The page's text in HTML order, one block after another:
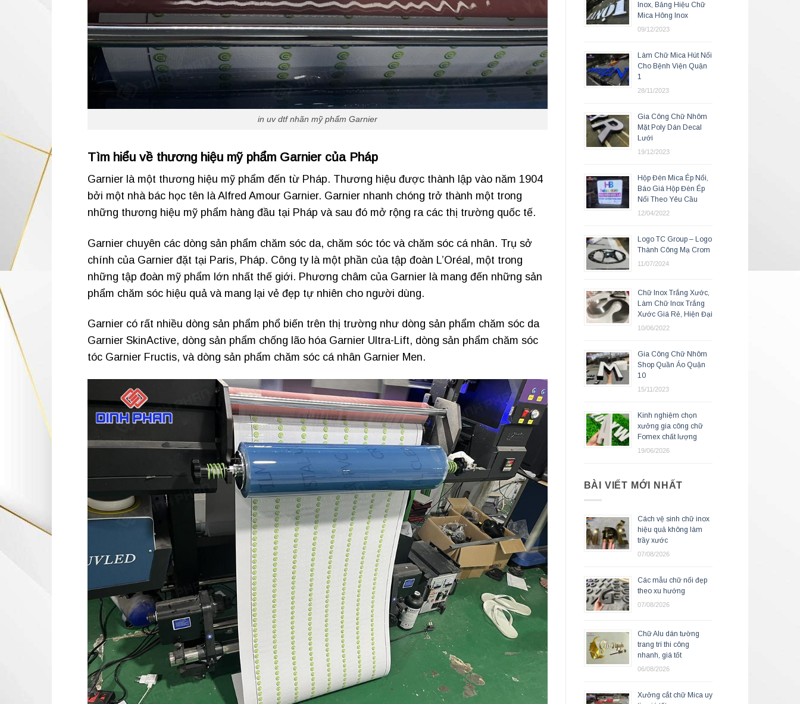
in uv dtf nhãn mỹ phẩm Garnier
Tìm hiểu về thương hiệu mỹ phẩm Garnier của Pháp
Garnier là một thương hiệu mỹ phẩm đến từ Pháp. Thương hiệu được thành lập vào năm 1904
bởi một nhà bác học tên là Alfred Amour Garnier. Garnier nhanh chóng trở thành một trong
những thương hiệu mỹ phẩm hàng đầu tại Pháp và sau đó mở rộng ra các thị trường quốc tế.
Garnier chuyên các dòng sản phẩm chăm sóc da, chăm sóc tóc và chăm sóc cá nhân. Trụ sở
chính của Garnier đặt tại Paris, Pháp. Công ty là một phần của tập đoàn L’Oréal, một trong
những tập đoàn mỹ phẩm lớn nhất thế giới. Phương châm của Garnier là mang đến những sản
phẩm chăm sóc hiệu quả và mang lại vẻ đẹp tự nhiên cho người dùng.
Garnier có rất nhiều dòng sản phẩm phổ biến trên thị trường như dòng sản phẩm chăm sóc da
Garnier SkinActive, dòng sản phẩm chống lão hóa Garnier Ultra-Lift, dòng sản phẩm chăm sóc
tóc Garnier Fructis, và dòng sản phẩm chăm sóc cá nhân Garnier Men.
Inox, Bảng Hiệu Chữ
Mica Hông Inox
09/12/2023
Làm Chữ Mica Hút Nổi
Cho Bệnh Viện Quận
1
28/11/2023
Gia Công Chữ Nhôm
Mặt Poly Dán Decal
Lưới
19/12/2023
Hộp Đèn Mica Ép Nổi,
Báo Giá Hộp Đèn Ép
Nổi Theo Yêu Cầu
12/04/2022
Logo TC Group – Logo
Thành Công Mạ Crom
11/07/2024
Chữ Inox Trắng Xước,
Làm Chữ Inox Trắng
Xước Giá Rẻ, Hiện Đại
10/06/2022
Gia Công Chữ Nhôm
Shop Quần Áo Quận
10
15/11/2023
Kinh nghiệm chọn
xưởng gia công chữ
Fomex chất lượng
19/06/2026
BÀI VIẾT MỚI NHẤT
Cách vệ sinh chữ inox
hiệu quả không làm
trầy xước
07/08/2026
Các mẫu chữ nổi đẹp
theo xu hướng
07/08/2026
Chữ Alu dán tường
trang trí thi công
nhanh, giá tốt
06/08/2026
Xưởng cắt chữ Mica uy